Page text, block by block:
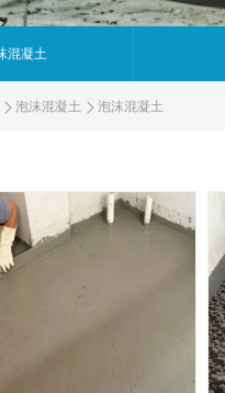
混凝土
泡沫混凝土 泡沫混凝土